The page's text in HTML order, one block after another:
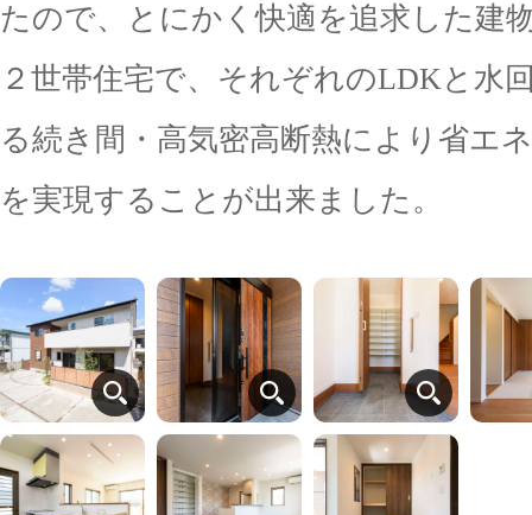
たので、とにかく快適を追求した建
２世帯住宅で、それぞれのLDKと水
る続き間・高気密高断熱により省エ
を実現することが出来ました。